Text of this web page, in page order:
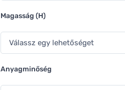
Magasság (H)
Anyagminőség